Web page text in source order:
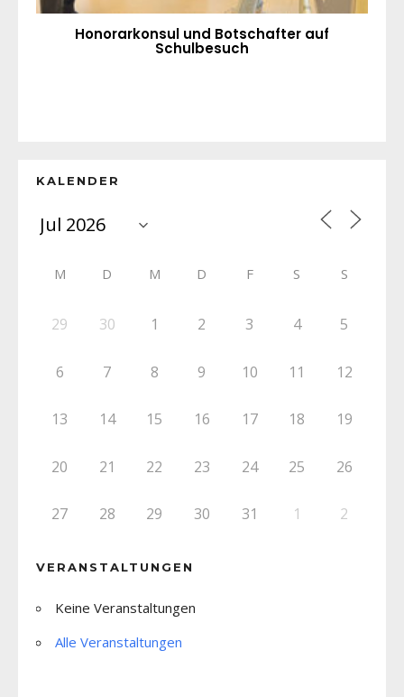
Honorarkonsul und Botschafter auf
Schulbesuch
KALENDER
M D M D F S S
29 30 1 2 3 4 5
6 7 8 9 10 11 12
13 14 15 16 17 18 19
20 21 22 23 24 25 26
27 28 29 30 31 1 2
VERANSTALTUNGEN
Keine Veranstaltungen
Alle Veranstaltungen